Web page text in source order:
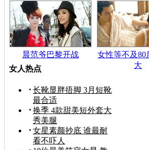
晨范爷巴黎开战
女性等不及80
大
女人热点
长靴显胖捂脚 3月短靴
最合适
换季 4款甜美短外套大
秀美腿
女星素颜抄底 谁最耐
看不吓人